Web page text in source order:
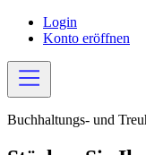
Login
Konto eröffnen
Buchhaltungs- und